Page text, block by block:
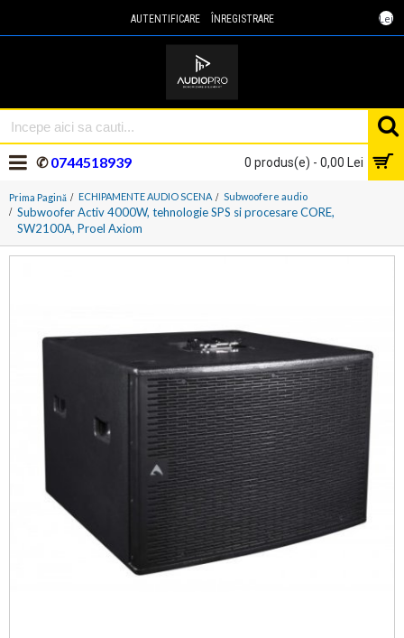
Lei
AUTENTIFICARE ÎNREGISTRARE
0 produs(e) - 0,00 Lei
✆0744518939
Prima Pagină ECHIPAMENTE AUDIO SCENA Subwoofere audio
Subwoofer Activ 4000W, tehnologie SPS si procesare CORE,
SW2100A, Proel Axiom